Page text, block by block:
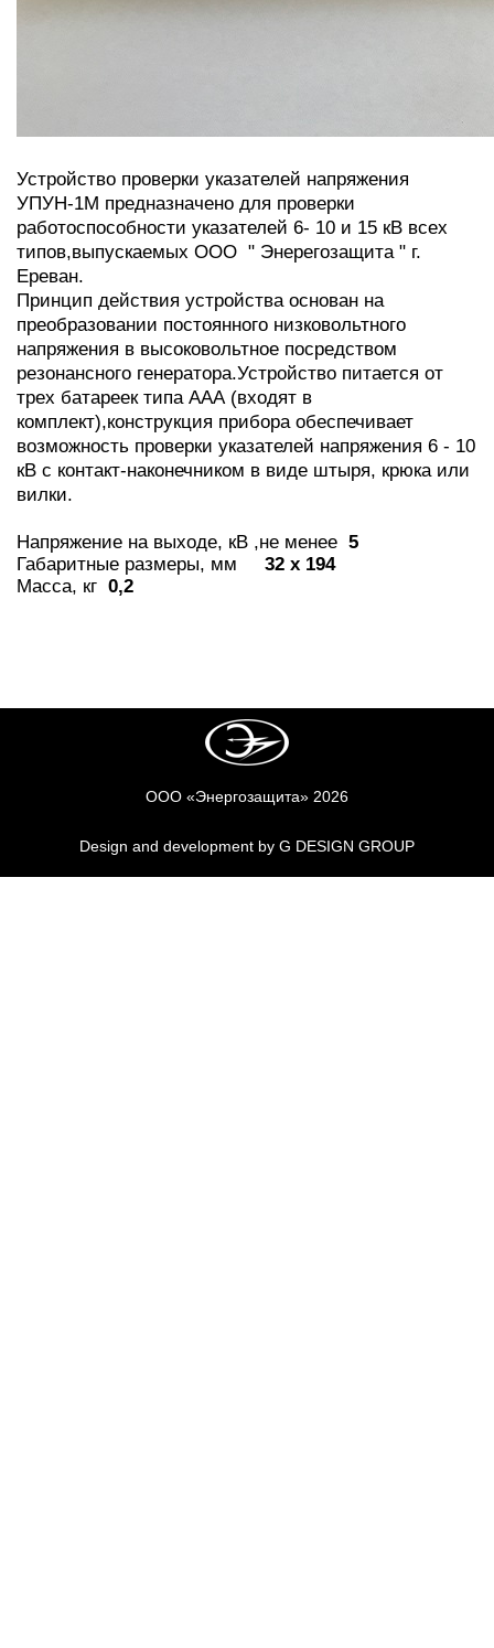
Устройство проверки указателей напряжения
УПУН-1М предназначено для проверки
работоспособности указателей 6- 10 и 15 кВ всех
типов,выпускаемых ООО " Энерегозащита " г.
Ереван.
Принцип действия устройства основан на
преобразовании постоянного низковольтного
напряжения в высоковольтное посредством
резонансного генератора.Устройство питается от
трех батареек типа ААА (входят в
комплект),конструкция прибора обеспечивает
возможность проверки указателей напряжения 6 - 10
кВ с контакт-наконечником в виде штыря, крюка или
вилки.
Напряжение на выходе, кВ ,не менее 5
Габаритные размеры, мм 32 x 194
Масса, кг 0,2
ООО «Энергозащита» 2026
Design and development by G DESIGN GROUP